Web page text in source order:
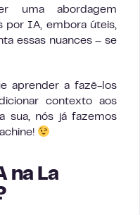
uma abordagem
por IA, embora úteis,
essas nuances – se
aprender a fazê-los
contexto aos
sua, nós já fazemos
na La